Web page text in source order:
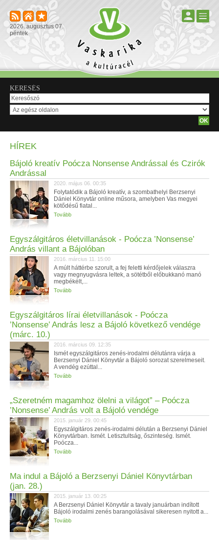
2026. augusztus 07.
péntek
KERESÉS
HÍREK
Bájoló kreatív Poócza Nonsense Andrással és Czirók
Andrással
2020. május 06. 00:35
Folytatódik a Bájoló kreatív, a szombathelyi Berzsenyi
Dániel Könyvtár online műsora, amelyben Vas megyei
kötődésű fiatal...
Tovább
Egyszálgitáros életvillanások - Poócza ’Nonsense’
András villant a Bájolóban
2016. március 11. 15:00
A múlt háttérbe szorult, a fej feletti kérdőjelek válaszra
vagy megnyugvásra leltek, a sötétből előbukkanó manó
megbékélt,...
Tovább
Egyszálgitáros lírai életvillanások - Poócza
’Nonsense’ András lesz a Bájoló következő vendége
(márc. 10.)
2016. március 09. 12:35
Ismét egyszálgitáros zenés-irodalmi délutánra várja a
Berzsenyi Dániel Könyvtár a Bájoló sorozat szerelmeseit.
A vendég ezúttal...
Tovább
„Szeretném magamhoz ölelni a világot” – Poócza
’Nonsense’ András volt a Bájoló vendége
2015. január 29. 00:45
Egyszálgitáros zenés-irodalmi délután a Berzsenyi Dániel
Könyvtárban. Ismét. Letisztultság, őszinteség. Ismét.
Poócza...
Tovább
Ma indul a Bájoló a Berzsenyi Dániel Könyvtárban
(jan. 28.)
2015. január 13. 00:25
A Berzsenyi Dániel Könyvtár a tavaly januárban indított
Bájoló irodalmi zenés barangolásával sikeresen nyitott a...
Tovább